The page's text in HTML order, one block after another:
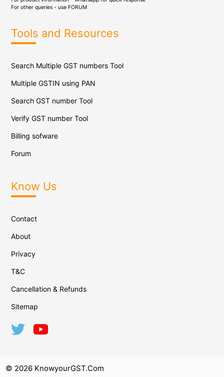
For other queries - use FORUM
Tools and Resources
Search Multiple GST numbers Tool
Multiple GSTIN using PAN
Search GST number Tool
Verify GST number Tool
Billing sofware
Forum
Know Us
Contact
About
Privacy
T&C
Cancellation & Refunds
Sitemap
© 2026 KnowyourGST.com